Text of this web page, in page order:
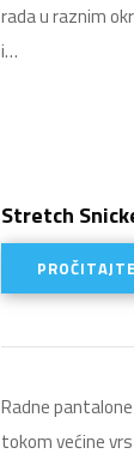
rada u raznim
i…
Stretch
Radne
tokom većine